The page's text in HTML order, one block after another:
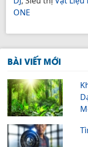
ONE
BÀI VIẾT MỚI